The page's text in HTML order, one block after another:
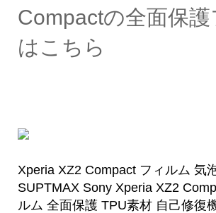
Compactの全面保
はこちら
Xperia XZ2 Compact フィルム 気
SUPTMAX Sony Xperia XZ2
ルム 全面保護 TPU素材 自己修復